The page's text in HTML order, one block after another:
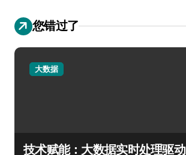
您错过了
大数据
技术赋能：大数据实时处理驱动